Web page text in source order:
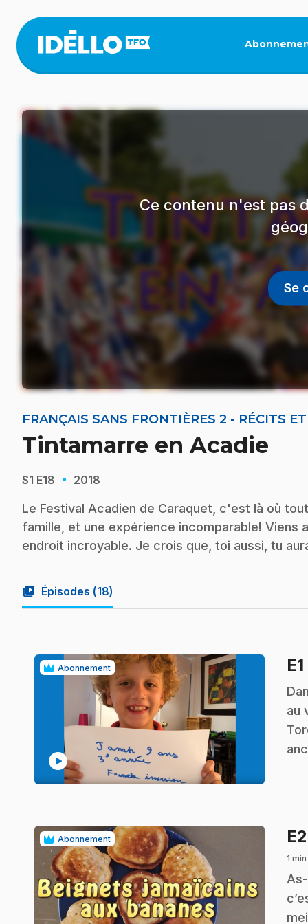
contenu
principal
Ce contenu n'est pas
Se
FRANÇAIS SANS FRONTIÈRES 2 - RÉCITS
Tintamarre en Acadie
S1 E18 · 2018
Le Festival Acadien de Caraquet, c'est là où
famille, et une expérience incomparable! Viens
endroit incroyable. Je crois que, toi aussi, tu
video_library Épisodes (18)
Abonnement
play_circle
E1
.
au
Abonnement E2
1
.